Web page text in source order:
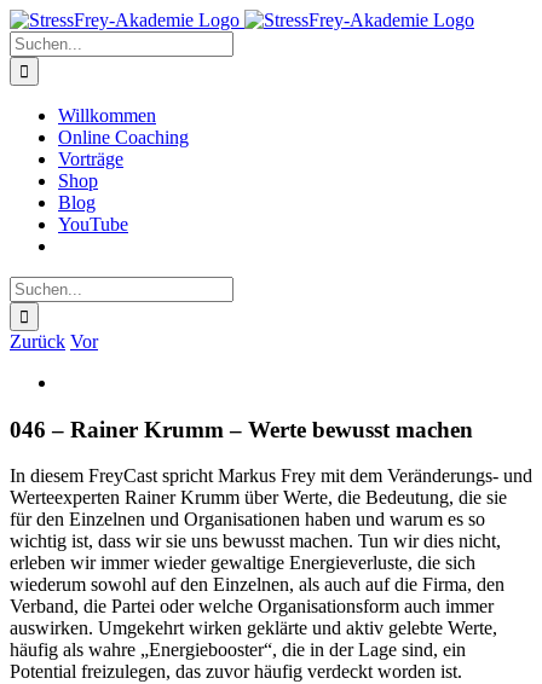
Zum
Inhalt
springen
Suche
nach:
Willkommen
Online Coaching
Vorträge
Shop
Blog
YouTube
Suche
nach:
Zurück Vor
Bild
046 – Rainer Krumm – Werte bewusst machen
In diesem FreyCast spricht Markus Frey mit dem Veränderungs- und
Werteexperten Rainer Krumm über Werte, die Bedeutung, die sie
für den Einzelnen und Organisationen haben und warum es so
wichtig ist, dass wir sie uns bewusst machen. Tun wir dies nicht,
erleben wir immer wieder gewaltige Energieverluste, die sich
wiederum sowohl auf den Einzelnen, als auch auf die Firma, den
Verband, die Partei oder welche Organisationsform auch immer
auswirken. Umgekehrt wirken geklärte und aktiv gelebte Werte,
häufig als wahre „Energiebooster“, die in der Lage sind, ein
Potential freizulegen, das zuvor häufig verdeckt worden ist.